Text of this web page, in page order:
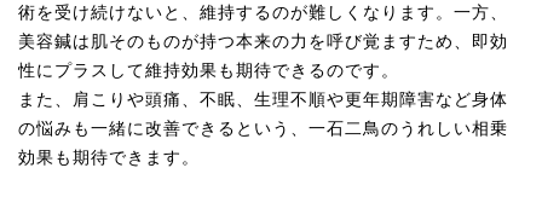
術を受け続けないと、維持するのが難しくなります。一方、
美容鍼は肌そのものが持つ本来の力を呼び覚ますため、即効
性にプラスして維持効果も期待できるのです。
また、肩こりや頭痛、不眠、生理不順や更年期障害など身体
の悩みも一緒に改善できるという、一石二鳥のうれしい相乗
効果も期待できます。